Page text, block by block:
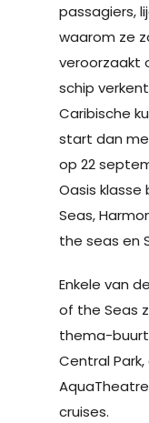
passagiers,
waarom ze
veroorzaakt
schip
Caribische
start dan
op 22
Oasis klasse
Seas,
the seas en
Enkele van
of the Seas
thema-
Central
cruises.